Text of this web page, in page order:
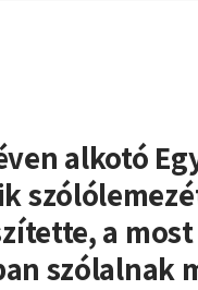
jelentkezett
alkotó
a
szólalnak